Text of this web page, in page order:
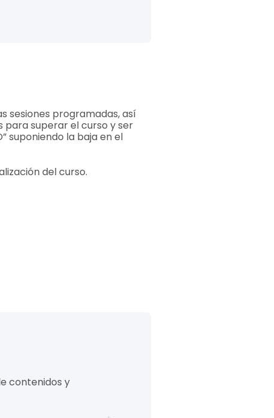
sesiones programadas, así
para superar el curso y ser
suponiendo la baja en el
del curso.
contenidos y